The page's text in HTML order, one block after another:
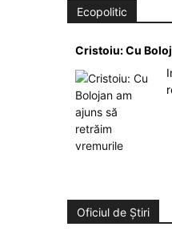
Ecopolitic
Cristoiu: Cu
Oficiul de Știri